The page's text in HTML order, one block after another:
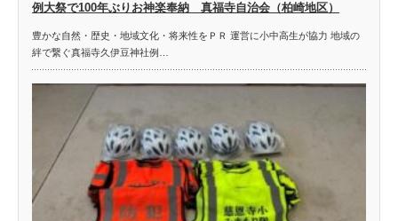
例大祭で100年ぶりお神楽奉納 真福寺自治会（柏崎地区）
豊かな自然・歴史・地域文化・将来性をＰＲ 運営に小中高生が協力 地域の
絆で繋ぐ真福寺久伊豆神社例…